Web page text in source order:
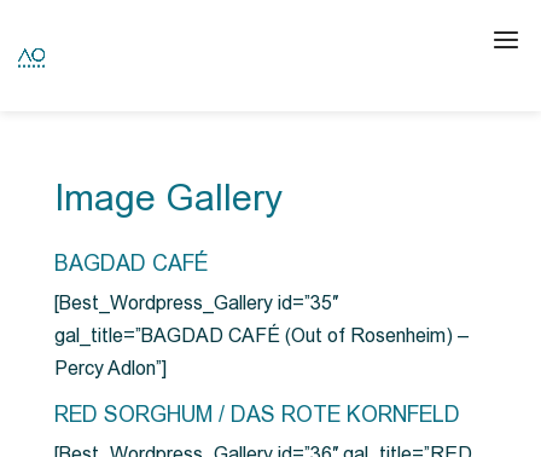
Image Gallery
BAGDAD CAFÉ
[Best_Wordpress_Gallery id=”35″
gal_title=”BAGDAD CAFÉ (Out of Rosenheim) –
Percy Adlon”]
RED SORGHUM / DAS ROTE KORNFELD